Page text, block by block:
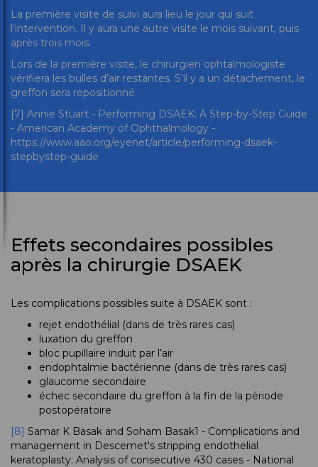
La première visite de suivi aura lieu le jour qui suit
l’intervention. Il y aura une autre visite le mois suivant, puis
après trois mois.
Lors de la première visite, le chirurgien ophtalmologiste
vérifiera les bulles d’air restantes. S’il y a un détachement, le
greffon sera repositionné.
[7] Annie Stuart - Performing DSAEK: A Step-by-Step Guide
- American Academy of Ophthalmology -
https://www.aao.org/eyenet/article/performing-dsaek-
stepbystep-guide
Effets secondaires possibles
après la chirurgie DSAEK
Les complications possibles suite à DSAEK sont :
rejet endothélial (dans de très rares cas)
luxation du greffon
bloc pupillaire induit par l’air
endophtalmie bactérienne (dans de très rares cas)
glaucome secondaire
échec secondaire du greffon à la fin de la période
postopératoire
[8] Samar K Basak and Soham Basak1 - Complications and
management in Descemet's stripping endothelial
keratoplasty: Analysis of consecutive 430 cases - National